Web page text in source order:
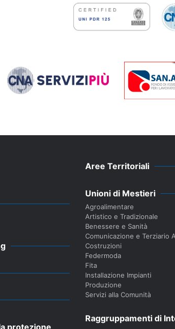
Aree Territoriali
Unioni di Mestieri
Agroalimentare
Artistico e Tradizionale
Benessere e Sanità
Comunicazione e Terziario
Costruzioni
Federmoda
Fita
Installazione Impianti
Produzione
Servizi alla Comunità
Raggruppamenti di